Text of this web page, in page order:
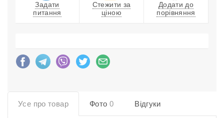
Задати
питання
Стежити за
ціною
Додати до
порівняння
Усе про товар Фото 0 Відгуки